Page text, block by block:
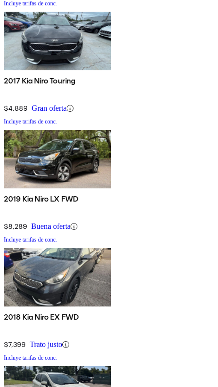
Incluye tarifas de conc.
2017 Kia Niro Touring
$4,889 Gran oferta
Incluye tarifas de conc.
2019 Kia Niro LX FWD
$8,289 Buena oferta
Incluye tarifas de conc.
2018 Kia Niro EX FWD
$7,399 Trato justo
Incluye tarifas de conc.